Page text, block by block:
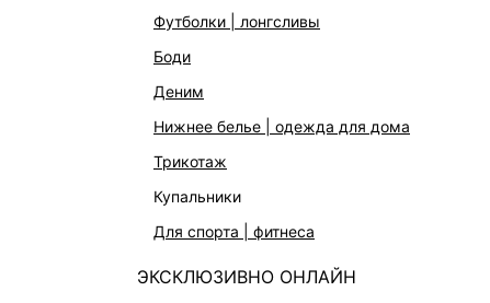
футболки | лонгсливы
боди
деним
нижнее белье | одежда для дома
трикотаж
купальники
для спорта | фитнеса
ЭКСКЛЮЗИВНО ОНЛАЙН